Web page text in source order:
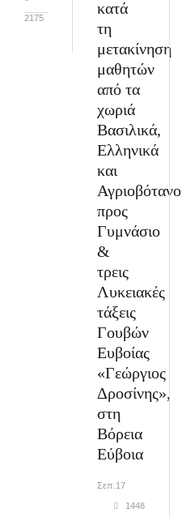
2175
κατά
τη
μετακίνηση
μαθητών
από τα
χωριά
Βασιλικά,
Ελληνικά
και
Αγριοβότανο
προς
Γυμνάσιο
&
τρεις
Λυκειακές
τάξεις
Γουβών
Ευβοίας
«Γεώργιος
Δροσίνης»,
στη
Βόρεια
Εύβοια
Σεπ.17
1448